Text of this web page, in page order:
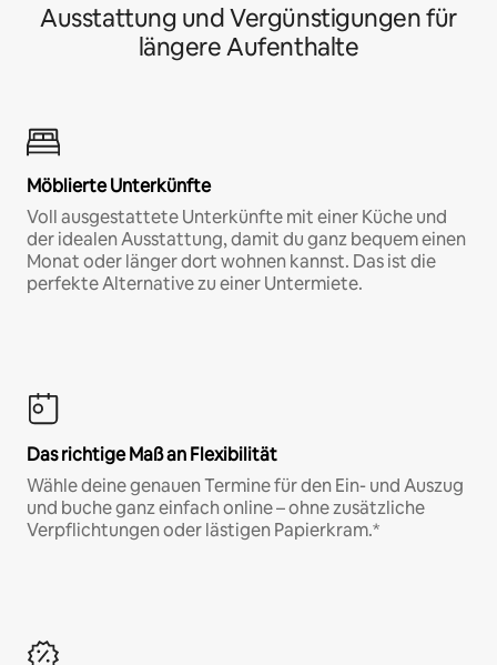
Ausstattung und Vergünstigungen für
längere Aufenthalte
Möblierte Unterkünfte
Voll ausgestattete Unterkünfte mit einer Küche und
der idealen Ausstattung, damit du ganz bequem einen
Monat oder länger dort wohnen kannst. Das ist die
perfekte Alternative zu einer Untermiete.
Das richtige Maß an Flexibilität
Wähle deine genauen Termine für den Ein- und Auszug
und buche ganz einfach online – ohne zusätzliche
Verpflichtungen oder lästigen Papierkram.*